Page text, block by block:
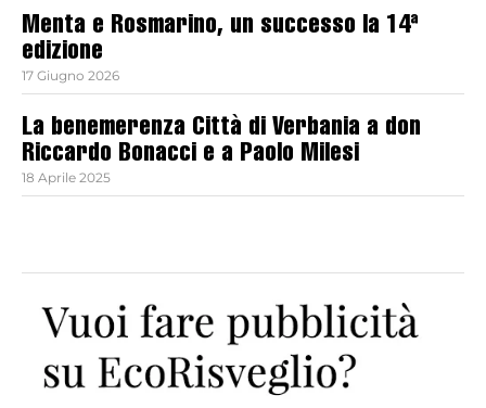
Menta e Rosmarino, un successo la 14ª
edizione
17 Giugno 2026
La benemerenza Città di Verbania a don
Riccardo Bonacci e a Paolo Milesi
18 Aprile 2025